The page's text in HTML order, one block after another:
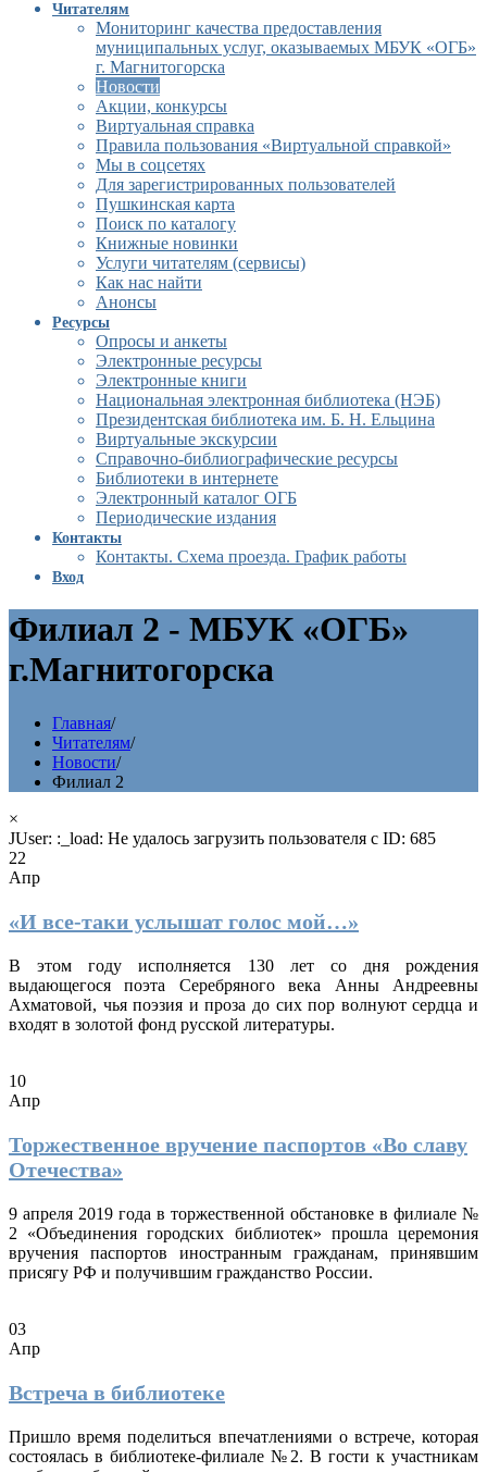
Читателям
Мониторинг качества предоставления
муниципальных услуг, оказываемых МБУК «ОГБ»
г. Магнитогорска
Новости
Акции, конкурсы
Виртуальная справка
Правила пользования «Виртуальной справкой»
Мы в соцсетях
Для зарегистрированных пользователей
Пушкинская карта
Поиск по каталогу
Книжные новинки
Услуги читателям (сервисы)
Как нас найти
Анонсы
Ресурсы
Опросы и анкеты
Электронные ресурсы
Электронные книги
Национальная электронная библиотека (НЭБ)
Президентская библиотека им. Б. Н. Ельцина
Виртуальные экскурсии
Справочно-библиографические ресурсы
Библиотеки в интернете
Электронный каталог ОГБ
Периодические издания
Контакты
Контакты. Схема проезда. График работы
Вход
Филиал 2 - МБУК «ОГБ»
г.Магнитогорска
Главная/
Читателям/
Новости/
Филиал 2
×
JUser: :_load: Не удалось загрузить пользователя с ID: 685
22
Апр
«И все-таки услышат голос мой…»
В этом году исполняется 130 лет со дня рождения
выдающегося поэта Серебряного века Анны Андреевны
Ахматовой, чья поэзия и проза до сих пор волнуют сердца и
входят в золотой фонд русской литературы.
10
Апр
Торжественное вручение паспортов «Во славу
Отечества»
9 апреля 2019 года в торжественной обстановке в филиале №
2 «Объединения городских библиотек» прошла церемония
вручения паспортов иностранным гражданам, принявшим
присягу РФ и получившим гражданство России.
03
Апр
Встреча в библиотеке
Пришло время поделиться впечатлениями о встрече, которая
состоялась в библиотеке-филиале №2. В гости к участникам